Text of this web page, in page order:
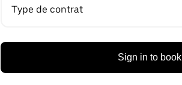
Type de contrat
Sign in to book